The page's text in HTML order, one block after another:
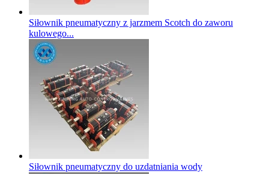
Siłownik pneumatyczny z jarzmem Scotch do zaworu
kulowego...
Siłownik pneumatyczny do uzdatniania wody